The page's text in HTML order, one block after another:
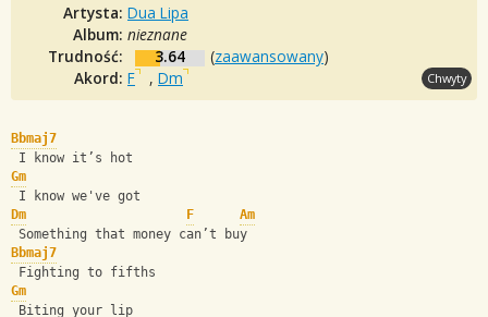
Artysta: Dua Lipa
Album: nieznane
Trudność:
3.64 (zaawansowany)
Akord: F , Dm Chwyty
Bbmaj7
I know it’s hot
Gm
I know we've got
Dm
F
Am
Something that money can’t buy
Bbmaj7
Fighting to fifths
Gm
Biting your lip